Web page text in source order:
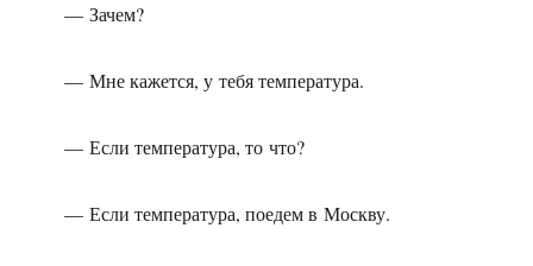
— Зачем?
— Мне кажется, у тебя температура.
— Если температура, то что?
— Если температура, поедем в Москву.